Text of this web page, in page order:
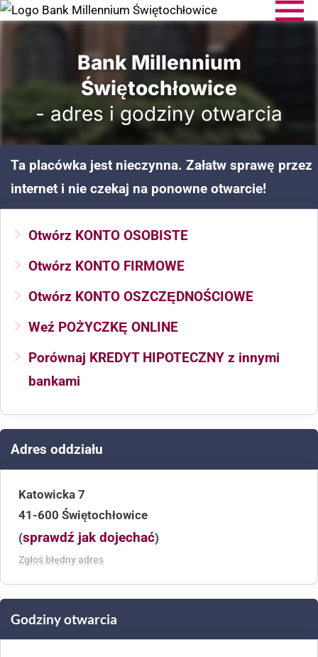
Bank Millennium
Świętochłowice
- adres i godziny otwarcia
Ta placówka jest nieczynna. Załatw sprawę przez
internet i nie czekaj na ponowne otwarcie!
Otwórz KONTO OSOBISTE
Otwórz KONTO FIRMOWE
Otwórz KONTO OSZCZĘDNOŚCIOWE
Weź POŻYCZKĘ ONLINE
Porównaj KREDYT HIPOTECZNY z innymi
bankami
Adres oddziału
Katowicka 7
41-600 Świętochłowice
(sprawdź jak dojechać)
Zgłoś błędny adres
Godziny otwarcia